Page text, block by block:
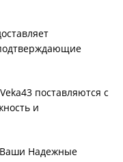
поставляются с
и
Надежные